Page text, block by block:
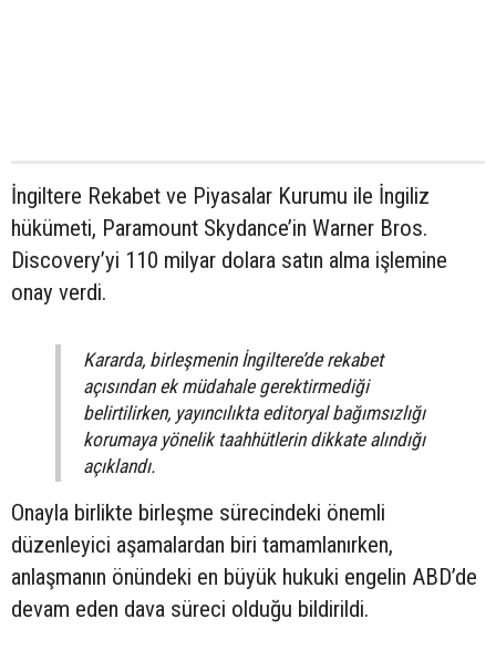
İngiltere Rekabet ve Piyasalar Kurumu ile İngiliz
hükümeti, Paramount Skydance’in Warner Bros.
Discovery’yi 110 milyar dolara satın alma işlemine
onay verdi.
Kararda, birleşmenin İngiltere’de rekabet
açısından ek müdahale gerektirmediği
belirtilirken, yayıncılıkta editoryal bağımsızlığı
korumaya yönelik taahhütlerin dikkate alındığı
açıklandı.
Onayla birlikte birleşme sürecindeki önemli
düzenleyici aşamalardan biri tamamlanırken,
anlaşmanın önündeki en büyük hukuki engelin ABD’de
devam eden dava süreci olduğu bildirildi.